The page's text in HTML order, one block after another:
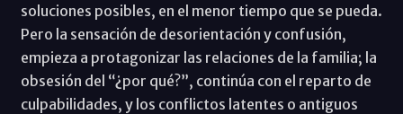
soluciones posibles, en el menor tiempo que se pueda.
Pero la sensación de desorientación y confusión,
empieza a protagonizar las relaciones de la familia; la
obsesión del “¿por qué?”, continúa con el reparto de
culpabilidades, y los conflictos latentes o antiguos